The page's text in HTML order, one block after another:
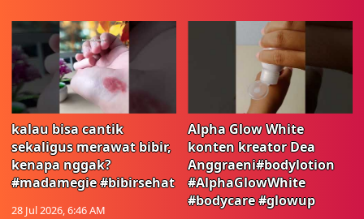
kalau bisa cantik
sekaligus merawat bibir,
kenapa nggak?
#madamegie #bibirsehat
28 Jul 2026, 6:46 AM
Alpha Glow White
konten kreator Dea
Anggraeni#bodylotion
#AlphaGlowWhite
#bodycare #glowup